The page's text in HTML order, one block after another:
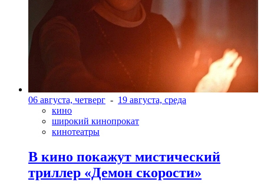
06 августа, четверг - 19 августа, среда
кино
широкий кинопрокат
кинотеатры
В кино покажут мистический
триллер «Демон скорости»